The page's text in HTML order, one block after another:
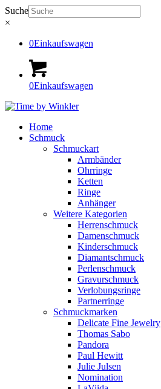
Suche
×
0Einkaufswagen
0Einkaufswagen
Home
Schmuck
Schmuckart
Armbänder
Ohrringe
Ketten
Ringe
Anhänger
Weitere Kategorien
Herrenschmuck
Damenschmuck
Kinderschmuck
Diamantschmuck
Perlenschmuck
Gravurschmuck
Verlobungsringe
Partnerringe
Schmuckmarken
Delicate Fine Jewelry
Thomas Sabo
Pandora
Paul Hewitt
Julie Julsen
Nomination